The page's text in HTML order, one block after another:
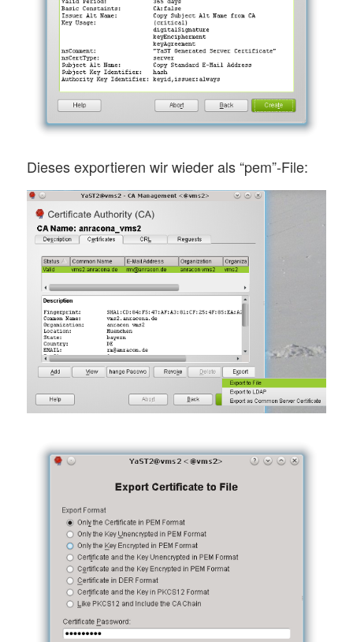
Dieses exportieren wir wieder als “pem”-File: